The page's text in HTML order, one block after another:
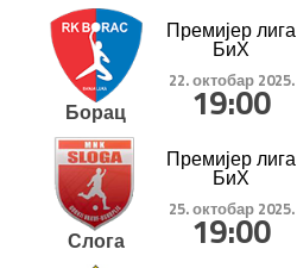
Борац
Премијер лига
БиХ
22. октобар 2025.
19:00
Слога
Премијер лига
БиХ
25. октобар 2025.
19:00